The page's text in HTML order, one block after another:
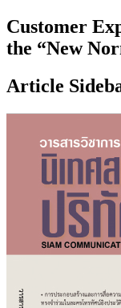
Customer
the “New
Article